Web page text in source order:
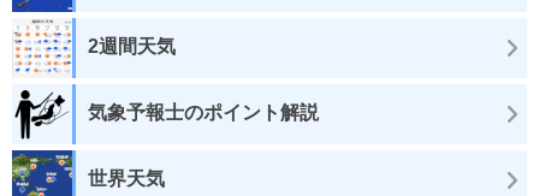
2週間天気
気象予報士のポイント解説
世界天気